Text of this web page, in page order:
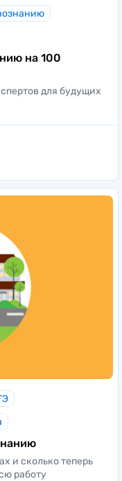
на 100
для будущих
и сколько теперь
работу